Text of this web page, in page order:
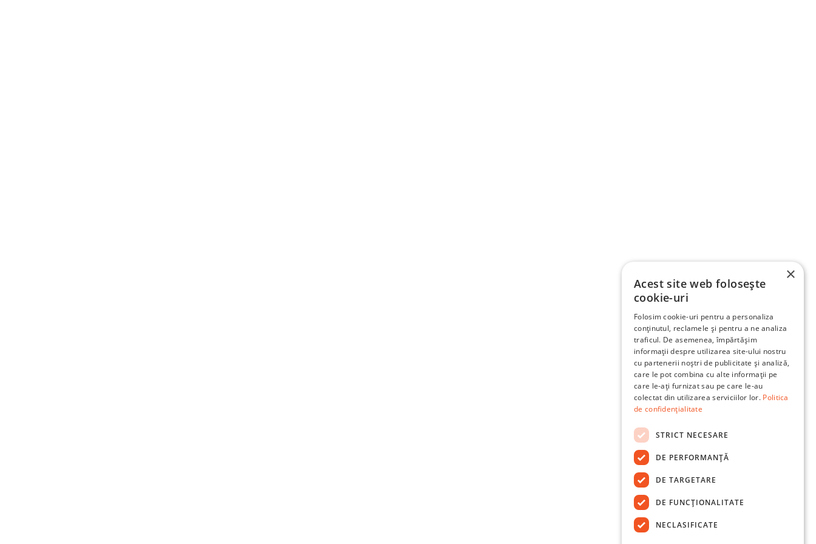
×
Acest site web folosește
cookie-uri
Folosim cookie-uri pentru a personaliza
conținutul, reclamele și pentru a ne analiza
traficul. De asemenea, împărtășim
informații despre utilizarea site-ului nostru
cu partenerii noștri de publicitate și analiză,
care le pot combina cu alte informații pe
care le-ați furnizat sau pe care le-au
colectat din utilizarea serviciilor lor. Politica
de confidențialitate
STRICT NECESARE
DE PERFORMANȚĂ
DE TARGETARE
DE FUNCŢIONALITATE
NECLASIFICATE